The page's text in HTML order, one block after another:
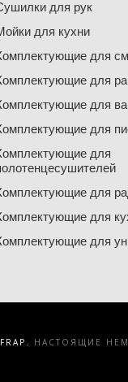
для рук
для кухни
для
для
для
для
для
для
для
для
НАСТОЯЩИЕ